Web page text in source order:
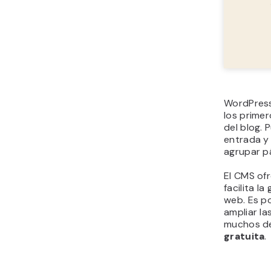
los
del blog.
entrada y
agrupar
El CMS
facilita la
web. Es
ampliar
muchos
gratuita.